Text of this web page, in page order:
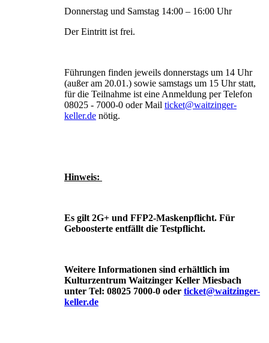
Donnerstag und Samstag 14:00 – 16:00 Uhr
Der Eintritt ist frei.
Führungen finden jeweils donnerstags um 14 Uhr
(außer am 20.01.) sowie samstags um 15 Uhr statt,
für die Teilnahme ist eine Anmeldung per Telefon
08025 - 7000-0 oder Mail ticket@waitzinger-
keller.de nötig.
Hinweis:
Es gilt 2G+ und FFP2-Maskenpflicht. Für
Geboosterte entfällt die Testpflicht.
Weitere Informationen sind erhältlich im
Kulturzentrum Waitzinger Keller Miesbach
unter Tel: 08025 7000-0 oder ticket@waitzinger-
keller.de